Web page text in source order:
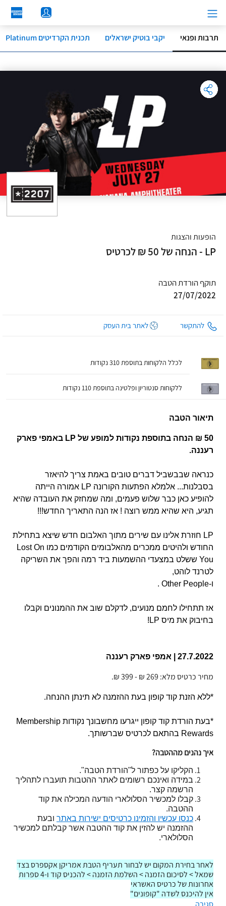
לתוכן
תרבות ופנאי יקבי בוטיק ישראלים תכנית הקרדיטים Platinum
הופעות והצגות
LP - הנחה של 50 ₪ לכרטיס
תוקף הורדת הטבה
27/07/2022
להתקשר לאתר בית העסק
לכלל הלקוחות בתוספת 310 נקודות
ללקוחות סנטוריון ופלטינה בתוספת 110 נקודות
תיאור הטבה
50 ₪ הנחה בתוספת נקודות למופע של LP באמפי פארק
רעננה.
כנראה שבבשביל דברים טובים באמת צריך להיאזר
בסבלנות... אלמלא הפתעות הקורונה LP אמורה הייתה
להופיע כאן כבר שלוש פעמים, ומה שמחזק את העובדה שהיא
תגיע, היא שהיא ממש רוצה ! אז הנה התאריך החדש!!!
LP חוזרת אלינו עם שירים מתוך האלבום חדש שיצא בתחילת
החודש ולהיטים ממכרים מהאלבומים הקודמים כמו Lost On
You ששלט במצעדי ההשמעות ביד רמה והפך את השריקה
לטרנד לוהט,
ו-Other People .
אז תתחילו לחמם מנועים, לדקלם שוב את ההמנונים וקבלו
בחיבוק את מיס LP!
27.7.2022 | אמפי פארק רעננה
מחיר כרטיס מלא: 269 ₪ - 399 ₪.
*ללא הזנת קוד קופון בעת ההזמנה לא תינתן ההנחה.
*בעת הורדת קוד קופון ייגרעו מחשבונך נקודות Membership
Rewards בהתאם לכרטיס שברשותך.
איך נהנים מההטבה?
הקליקו על כפתור ל"הורדת הטבה".
במידה ואינכם רשומים לאתר ההטבות תועברו לתהליך
הרשמה קצר.
קבלו למכשיר הסלולארי הודעה המכילה את קוד
ההטבה.
כנסו עכשיו והזמינו כרטיסים ישירות באתר ובעת
ההזמנה יש להזין את קוד ההטבה אשר קבלתם למכשיר
הסלולארי.
לאחר בחירת המקום יש לבחור תעריף הטבת אמריקן אקספרס בצד
שמאל > לסיכום הזמנה > השלמת הזמנה > להכניס קוד ו-4 ספרות
אחרונות של כרטיס האשראי
אין להיכנס לשדה "קופונים"